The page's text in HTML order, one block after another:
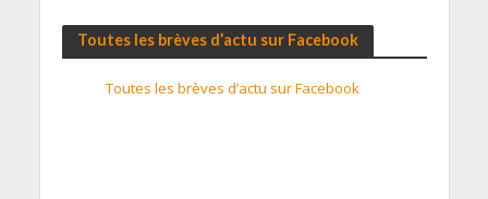
Toutes les brèves d’actu sur Facebook
Toutes les brèves d’actu sur Facebook